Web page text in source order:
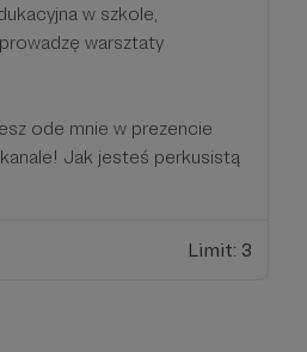
w szkole,
warsztaty
ode mnie w prezencie
Jak jesteś perkusistą
Limit: 3